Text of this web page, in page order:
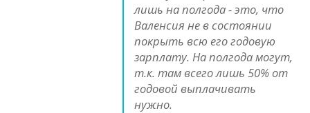
лишь на полгода - это, что
Валенсия не в состоянии
покрыть всю его годовую
зарплату. На полгода могут,
т.к. там всего лишь 50% от
годовой выплачивать
нужно.